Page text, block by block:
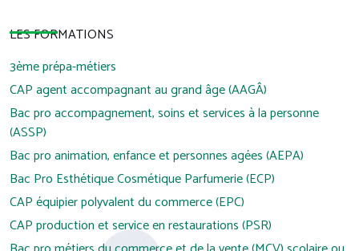
LES FORMATIONS
3ème prépa-métiers
CAP agent accompagnant au grand âge (AAGÂ)
Bac pro accompagnement, soins et services à la personne
(ASSP)
Bac pro animation, enfance et personnes agées (AEPA)
Bac Pro Esthétique Cosmétique Parfumerie (ECP)
CAP équipier polyvalent du commerce (EPC)
CAP production et service en restaurations (PSR)